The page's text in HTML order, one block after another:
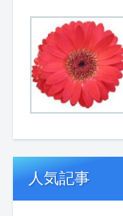
人気記事